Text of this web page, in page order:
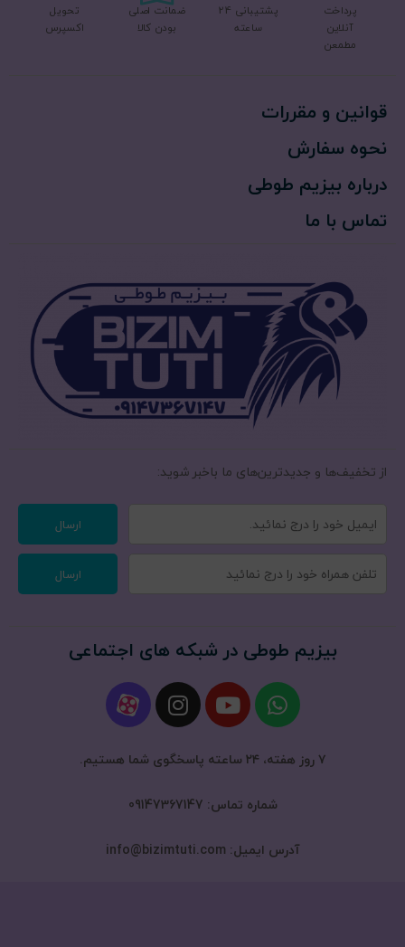
پرداخت
آنلاین
مطمعن
پشتیبانی 24
ساعته
ضمانت اصلی
بودن کالا
تحویل
اکسپرس
قوانین و مقررات
نحوه سفارش
درباره بیزیم طوطی
تماس با ما
از تخفیف‌ها و جدیدترین‌های ما‌ باخبر شوید:
ارسال
ارسال
بیزیم طوطی در شبکه های اجتماعی
۷ روز هفته، ۲۴ ساعته پاسخگوی شما هستیم.
شماره تماس: 09147367147
آدرس ایمیل: info@bizimtuti.com